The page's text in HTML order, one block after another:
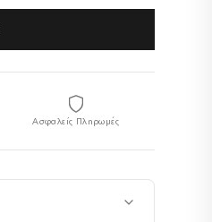
Ασφαλείς Πληρωμές